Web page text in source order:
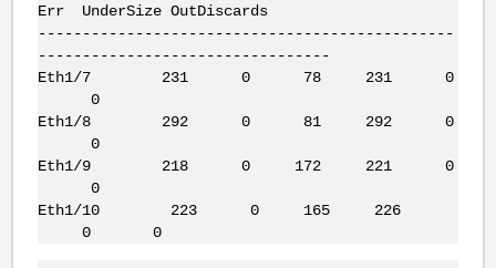
Err UnderSize OutDiscards
-----------------------------------------------
---------------------------------
Eth1/7 231 0 78 231 0
0
Eth1/8 292 0 81 292 0
0
Eth1/9 218 0 172 221 0
0
Eth1/10 223 0 165 226
0 0